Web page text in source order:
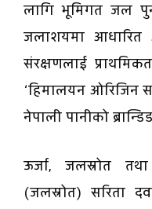
लागि भूमिगत जल
जलाशयमा आधारित
संरक्षणलाई
‘हिमालयन ओरिजिन
नेपाली पानीको
ऊर्जा, जलस्रोत
(जलस्रोत) सरिता